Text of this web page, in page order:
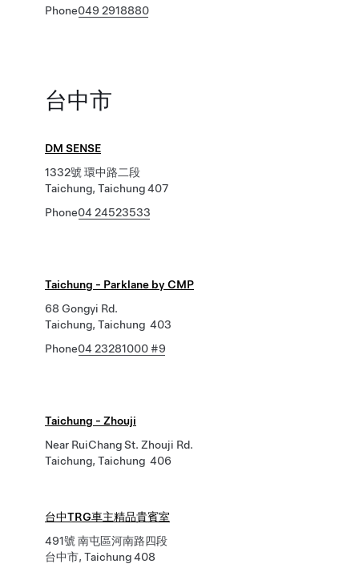
Phone049 2918880
台中市
DM SENSE
1332號 環中路二段
Taichung, Taichung 407
Phone04 24523533
Taichung - Parklane by CMP
68 Gongyi Rd.
Taichung, Taichung 403
Phone04 23281000 #9
Taichung - Zhouji
Near RuiChang St. Zhouji Rd.
Taichung, Taichung 406
台中TRG車主精品貴賓室
491號 南屯區河南路四段
台中市, Taichung 408